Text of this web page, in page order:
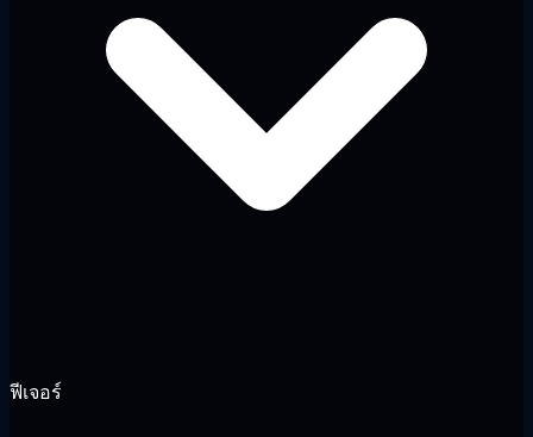
ฟีเจอร์